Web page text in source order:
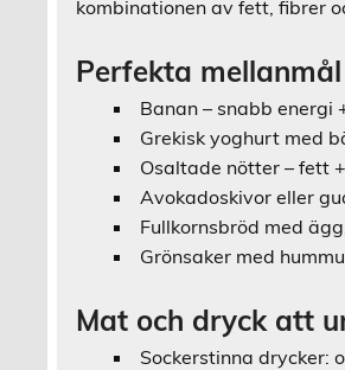
kombinationen av fett, fibrer
Perfekta
Banan – snabb energi
Grekisk yoghurt med
Osaltade nötter – fett
Avokadoskivor eller
Fullkornsbröd med
Grönsaker med
Mat och dryck att
Sockerstinna drycker: